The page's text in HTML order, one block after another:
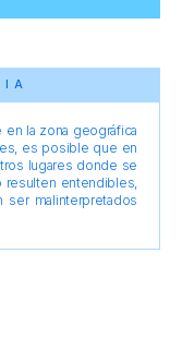
la zona geográfica
es posible que en
lugares donde se
entendibles,
ser malinterpretados